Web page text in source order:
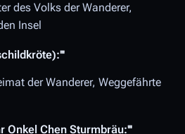
des Volks der Wanderer,
Insel
der Wanderer, Weggefährte
Onkel Chen Sturmbräu:'''